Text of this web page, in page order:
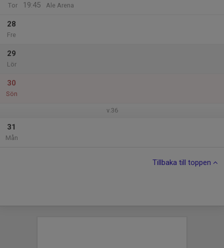
Tor
19:45
Ale Arena
28
Fre
29
Lör
30
Sön
v.36
31
Mån
Tillbaka till toppen